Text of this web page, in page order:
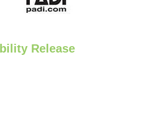
Release